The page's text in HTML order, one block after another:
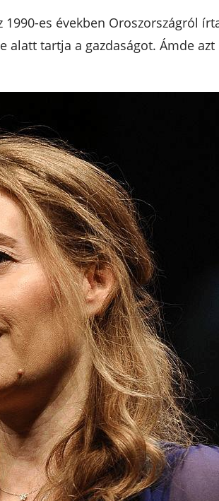
es években Oroszországról
tartja a gazdaságot. Ámde